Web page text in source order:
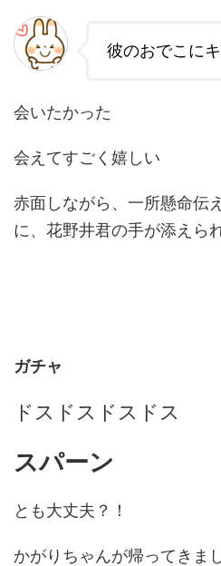
彼のおでこに
会いたかった
会えてすごく嬉しい
赤面しながら、一所懸命伝
に、花野井君の手が添えら
ガチャ
ドスドスドスドス
スパーン
とも大丈夫？！
かがりちゃんが帰ってきま